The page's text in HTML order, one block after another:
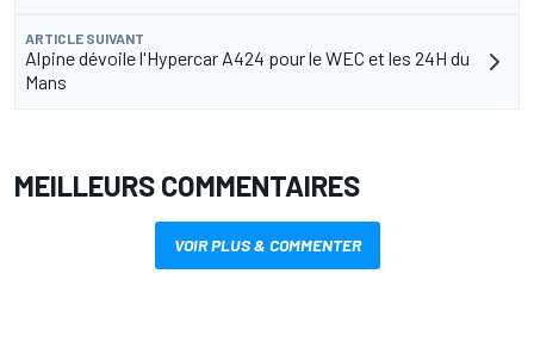
ARTICLE SUIVANT
Alpine dévoile l'Hypercar A424 pour le WEC et les 24H du
Mans
MEILLEURS COMMENTAIRES
VOIR PLUS & COMMENTER